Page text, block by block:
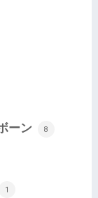
ーン 8
1